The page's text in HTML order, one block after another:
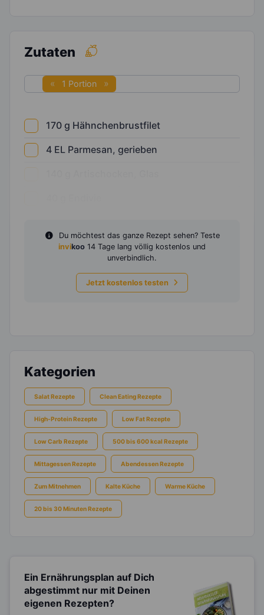
Zutaten
1 Portion
170 g Hähnchenbrustfilet
4 EL Parmesan, gerieben
Du möchtest das ganze Rezept sehen? Teste
invikoo 14 Tage lang völlig kostenlos und
unverbindlich.
Jetzt kostenlos testen
Kategorien
Salat Rezepte Clean Eating Rezepte
High-Protein Rezepte Low Fat Rezepte
Low Carb Rezepte 500 bis 600 kcal Rezepte
Mittagessen Rezepte Abendessen Rezepte
Zum Mitnehmen Kalte Küche Warme Küche
20 bis 30 Minuten Rezepte
Ein Ernährungsplan auf Dich
abgestimmt nur mit Deinen
eigenen Rezepten?